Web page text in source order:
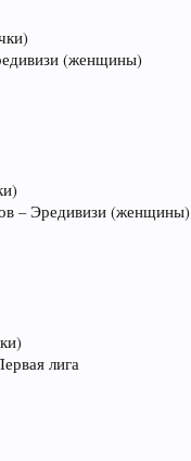
(женщины)
– Эредивизи (женщины)
лига